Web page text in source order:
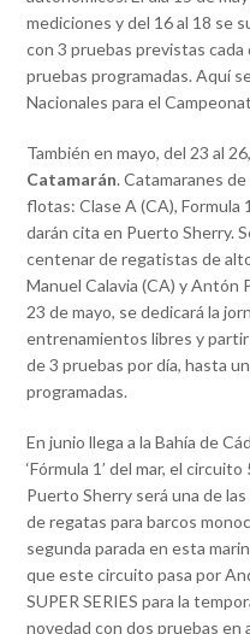
mediciones y del 16 al 18 se
con 3 pruebas previstas
pruebas programadas. Aquí
Nacionales para el
También en mayo, del 23 al
Catamarán. Catamaranes
flotas: Clase A (CA), Formula
darán cita en Puerto Sherry.
centenar de regatistas de
Manuel Calavia (CA) y Antón
23 de mayo, se dedicará la
entrenamientos libres y
de 3 pruebas por día, hasta
programadas.
En junio llega a la Bahía de
‘Fórmula 1’ del mar, el circuito
Puerto Sherry será una de
de regatas para barcos
segunda parada en esta
que este circuito pasa por
SUPER SERIES para la
novedad con dos pruebas en